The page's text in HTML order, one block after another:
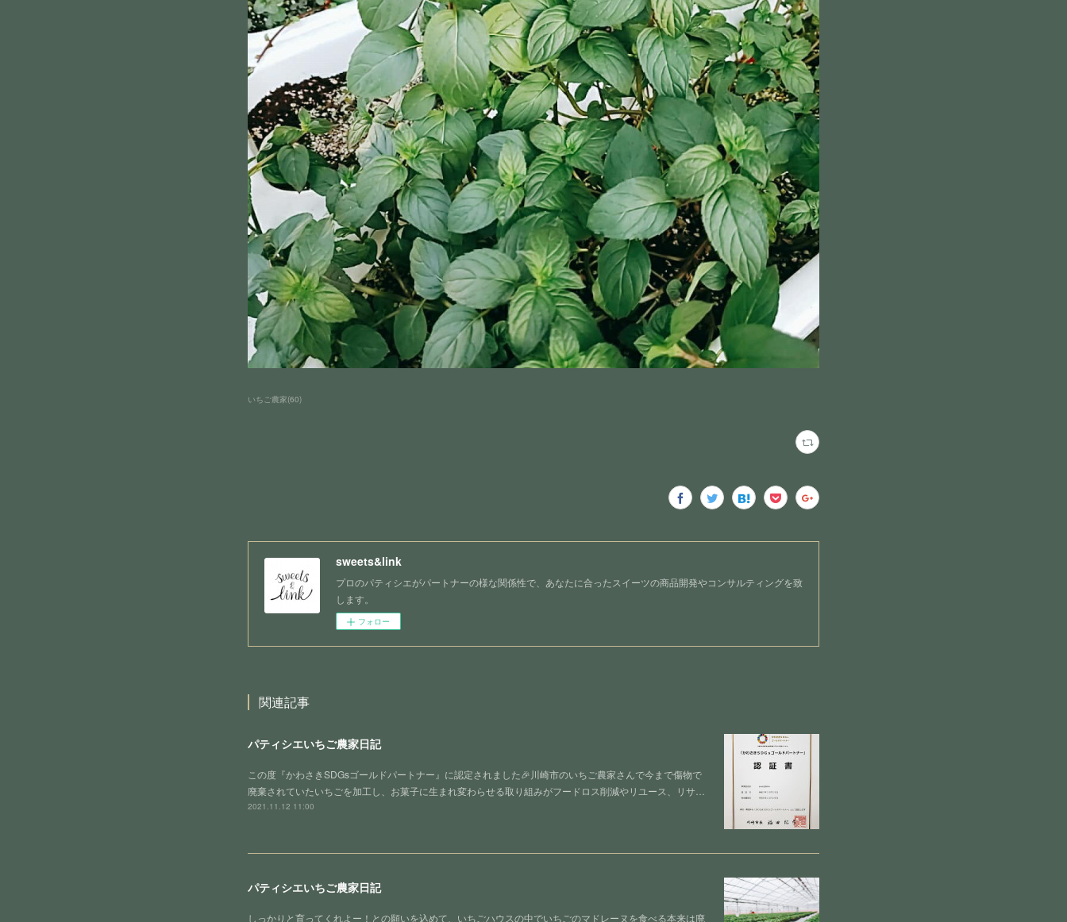
いちご農家(60)
sweets&link
プロのパティシエがパートナーの様な関係性で、あなたに合ったスイーツの商品開発やコンサルティングを致
します。
フォロー
関連記事
パティシエいちご農家日記
この度『かわさきSDGsゴールドパートナー』に認定されました🎉川崎市のいちご農家さんで今まで傷物で
廃棄されていたいちごを加工し、お菓子に生まれ変わらせる取り組みがフードロス削減やリユース、リサ…
2021.11.12 11:00
パティシエいちご農家日記
しっかりと育ってくれよー！との願いを込めて、いちごハウスの中でいちごのマドレーヌを食べる本来は廃